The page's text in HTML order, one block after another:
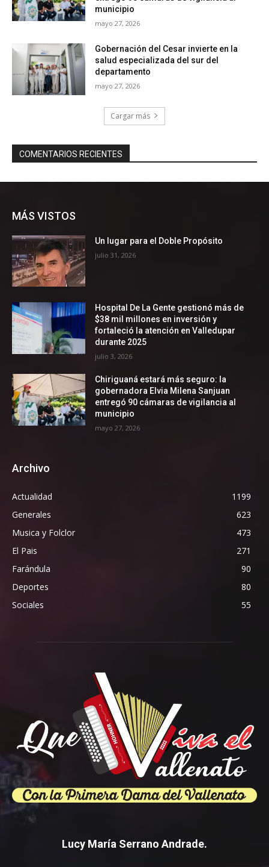
MÁS VISTOS
Un lugar para el Doble Propósito
julio 31, 2026
Hospital De La Gente gestionó más de
$38 mil millones en inversión y
fortaleció la atención en Valledupar
durante 2025
julio 3, 2026
Chiriguaná estará más seguro: la
gobernadora Elvia Milena Sanjuan
entregó 90 cámaras de vigilancia al
municipio
mayo 27, 2026
Archivo
Actualidad
1199
Generales
623
Musica y Folclor
473
El Pais
271
Farándula
90
Deportes
80
Sociales
55
Lucy María Serrano Andrade.